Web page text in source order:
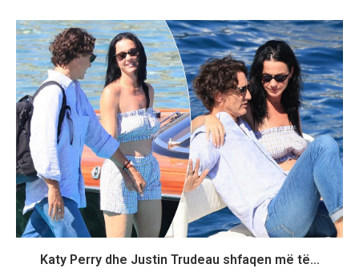
Katy Perry dhe Justin Trudeau shfaqen më të...